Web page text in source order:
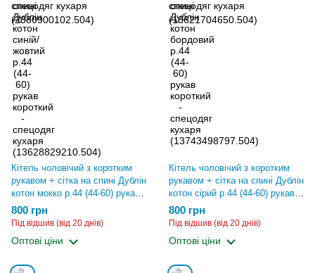
Кітель чоловічий з коротким
рукавом + сітка на спині Дублін
котон мокко р.44 (44-60) рукав
короткий - спецодяг кухаря
(2380900102.504)
800 грн
Під відшив (від 20 днів)
Оптові ціни
Кітель чоловічий з коротким
рукавом + сітка на спині Дублін
котон сірий р.44 (44-60) рукав
короткий - спецодяг кухаря
(13621704650.504)
800 грн
Під відшив (від 20 днів)
Оптові ціни